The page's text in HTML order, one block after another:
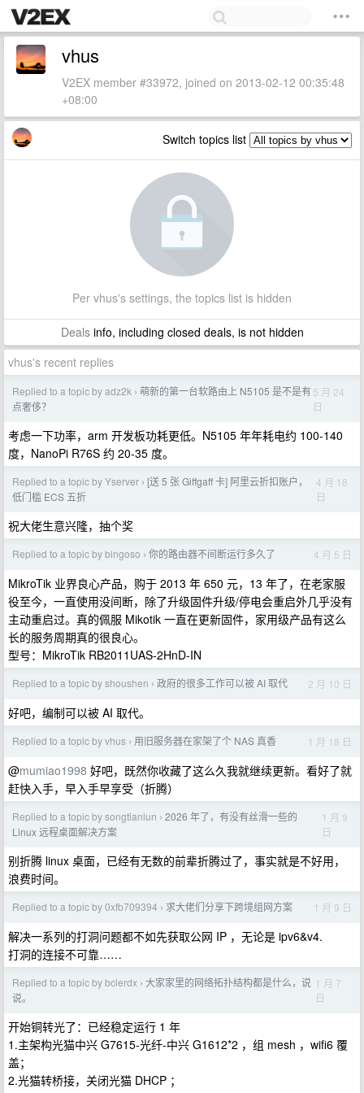
vhus
V2EX member #33972, joined on 2013-02-12 00:35:48
+08:00
Switch topics list
Per vhus's settings, the topics list is hidden
Dealsinfo, including closed deals, is not hidden
vhus's recent replies
Replied to a topic by adz2k › 萌新的第一台软路由上 N5105 是不是有
点奢侈？
5 月 24
日
考虑一下功率，arm 开发板功耗更低。N5105 年年耗电约 100-140
度，NanoPi R76S 约 20-35 度。
Replied to a topic by Yserver › [送 5 张 Giffgaff 卡] 阿里云折扣账户，
低门槛 ECS 五折
4 月 18
日
祝大佬生意兴隆，抽个奖
Replied to a topic by bingoso › 你的路由器不间断运行多久了 4 月 5 日
MikroTik 业界良心产品，购于 2013 年 650 元，13 年了，在老家服
役至今，一直使用没间断，除了升级固件升级/停电会重启外几乎没有
主动重启过。真的佩服 Mikotik 一直在更新固件，家用级产品有这么
长的服务周期真的很良心。
型号：MikroTik RB2011UAS-2HnD-IN
Replied to a topic by shoushen › 政府的很多工作可以被 AI 取代 2 月 10 日
好吧，编制可以被 AI 取代。
Replied to a topic by vhus › 用旧服务器在家架了个 NAS 真香 1 月 18 日
@mumiao1998 好吧，既然你收藏了这么久我就继续更新。看好了就
赶快入手，早入手早享受（折腾）
Replied to a topic by songtianlun › 2026 年了，有没有丝滑一些的
Linux 远程桌面解决方案
1 月 9
日
别折腾 linux 桌面，已经有无数的前辈折腾过了，事实就是不好用，
浪费时间。
Replied to a topic by 0xfb709394 › 求大佬们分享下跨境组网方案 1 月 9 日
解决一系列的打洞问题都不如先获取公网 IP ，无论是 ipv6&v4.
打洞的连接不可靠……
Replied to a topic by bclerdx › 大家家里的网络拓扑结构都是什么，说
说。
1 月 7
日
开始铜转光了：已经稳定运行 1 年
1.主架构光猫中兴 G7615-光纤-中兴 G1612*2 ，组 mesh ，wifi6 覆
盖；
2.光猫转桥接，关闭光猫 DHCP ；